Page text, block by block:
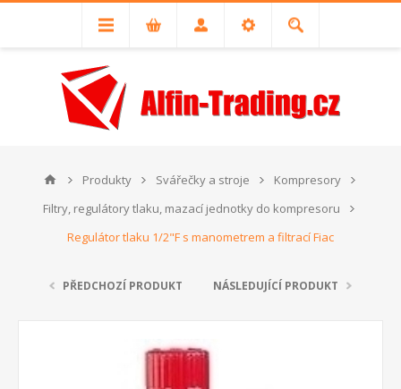
Produkty Svářečky a stroje
Kompresory
Filtry, regulátory tlaku, mazací jednotky do kompresoru
Regulátor tlaku 1/2"F s manometrem a filtrací Fiac
PŘEDCHOZÍ PRODUKT NÁSLEDUJÍCÍ PRODUKT